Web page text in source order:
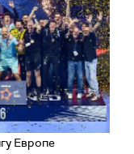
Европе